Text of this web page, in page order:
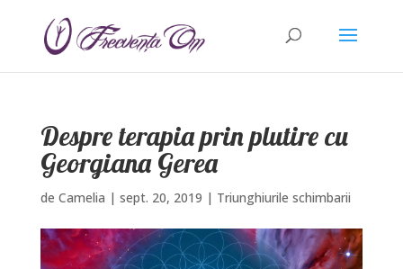
Despre terapia prin plutire cu
Georgiana Gerea
de Camelia | sept. 20, 2019 | Triunghiurile schimbarii